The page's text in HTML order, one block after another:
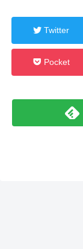
Twitter
Pocket